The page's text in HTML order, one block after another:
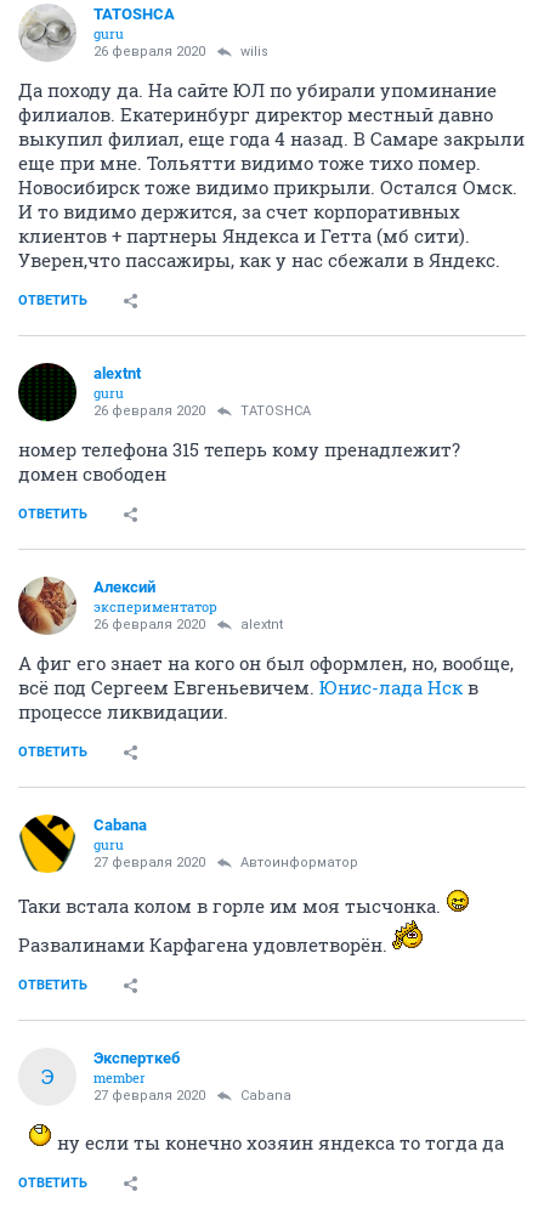
TATOSHCA
guru
26 февраля 2020 wilis
Да походу да. На сайте ЮЛ по убирали упоминание
филиалов. Екатеринбург директор местный давно
выкупил филиал, еще года 4 назад. В Самаре закрыли
еще при мне. Тольятти видимо тоже тихо помер.
Новосибирск тоже видимо прикрыли. Остался Омск.
И то видимо держится, за счет корпоративных
клиентов + партнеры Яндекса и Гетта (мб сити).
Уверен,что пассажиры, как у нас сбежали в Яндекс.
ОТВЕТИТЬ
alextnt
guru
26 февраля 2020 TATOSHCA
номер телефона 315 теперь кому пренадлежит?
домен свободен
ОТВЕТИТЬ
Алексий
экспериментатор
26 февраля 2020 alextnt
А фиг его знает на кого он был оформлен, но, вообще,
всё под Сергеем Евгеньевичем. Юнис-лада Нск в
процессе ликвидации.
ОТВЕТИТЬ
Cabana
guru
27 февраля 2020 Автоинформатор
Таки встала колом в горле им моя тысчонка.
Развалинами Карфагена удовлетворён.
ОТВЕТИТЬ
Э
Эксперткеб
member
27 февраля 2020 Cabana
ну если ты конечно хозяин яндекса то тогда да
ОТВЕТИТЬ